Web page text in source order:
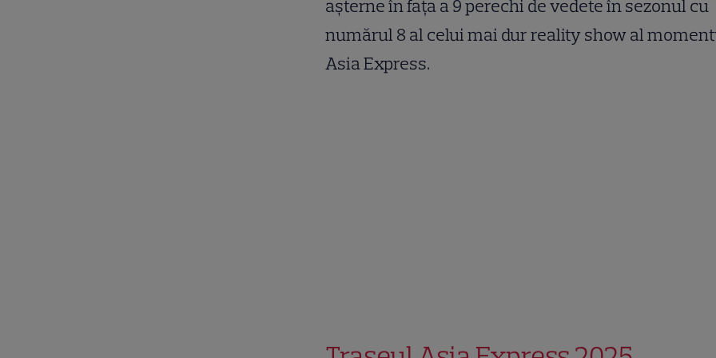
așterne în fața a 9 perechi de vedete în sezonul cu
numărul 8 al celui mai dur reality show al
Asia Express.